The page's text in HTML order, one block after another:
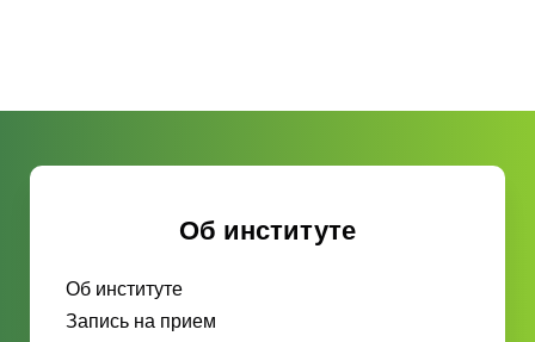
Об институте
Об институте
Запись на прием